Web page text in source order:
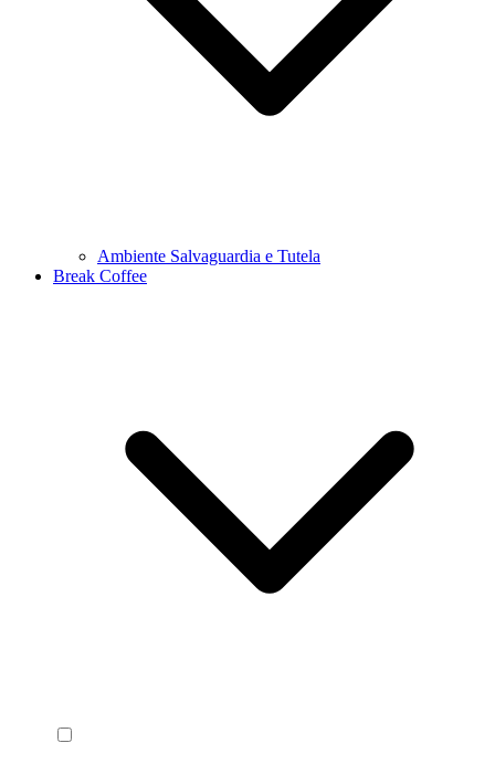
Ambiente Salvaguardia e Tutela
Break Coffee